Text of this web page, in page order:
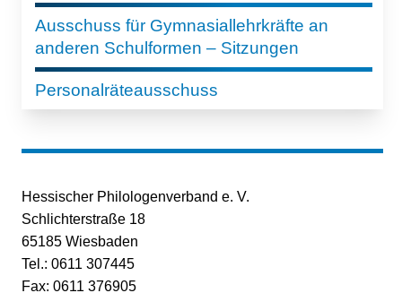
Ausschuss für Gymnasiallehrkräfte an
anderen Schulformen – Sitzungen
Personalräteausschuss
Hessischer Philologenverband e. V.
Schlichterstraße 18
65185 Wiesbaden
Tel.: 0611 307445
Fax: 0611 376905